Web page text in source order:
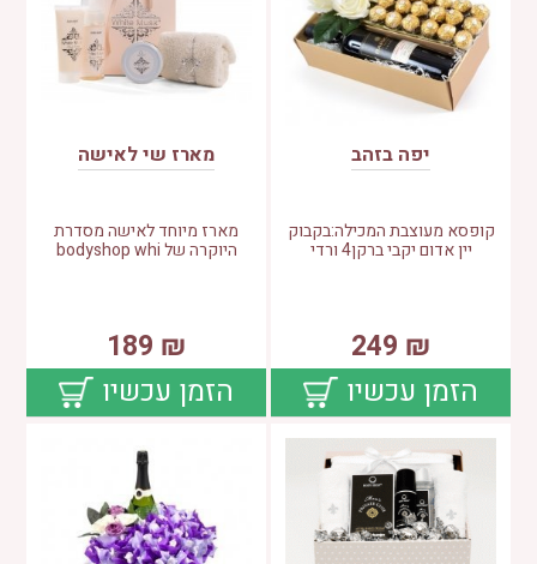
יפה בזהב
קופסא מעוצבת המכילה:בקבוק
יין אדום יקבי ברקן4 ורדי
₪
249
הזמן עכשיו
מארז שי לאישה
מארז מיוחד לאישה מסדרת
היוקרה של bodyshop whi
₪
189
הזמן עכשיו